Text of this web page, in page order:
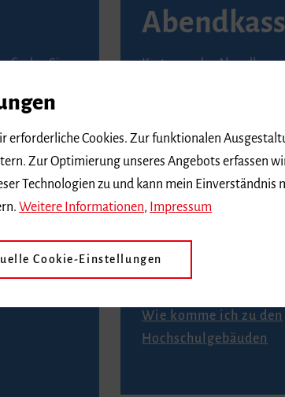
finden Sie
möglich)
Karten an der
An der Abendkasse ist
Barzahlung möglich.
Anfahrt
Wie komme ich zu den
Hochschulgebäuden
Cookies. Zur funktionalen
Zur Optimierung unseres Angebots erfassen wir
Technologien zu und kann mein Einverständnis
Weitere Informationen Impressum
Cookie-Einstellungen